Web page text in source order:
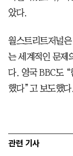
았다.
월스트리트저널
는 세계적인 문제
다. 영국 BBC도 “
했다”고 보도했다.
관련 기사